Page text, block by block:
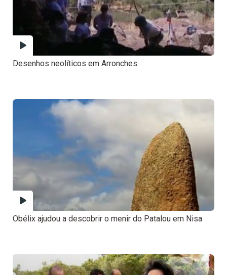
Desenhos neolíticos em Arronches
Obélix ajudou a descobrir o menir do Patalou em Nisa